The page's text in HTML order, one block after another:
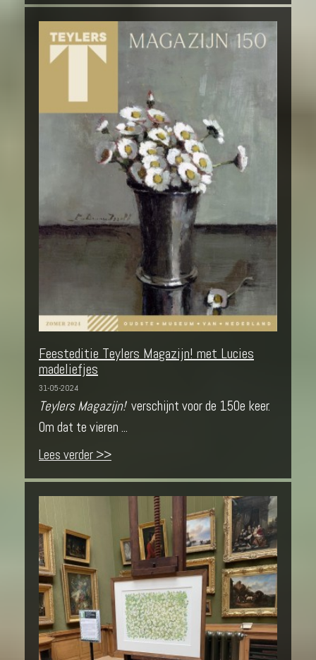
Feesteditie Teylers Magazijn! met Lucies
madeliefjes
31-05-2024
Teylers Magazijn!verschijnt voor de 150e keer.
Om dat te vieren ...
Lees verder >>